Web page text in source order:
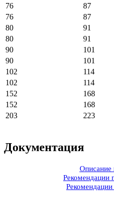
76
87
76
87
80
91
80
91
90
101
90
101
102
114
102
114
152
168
152
168
203
223
Документация
Описание
Рекомендации